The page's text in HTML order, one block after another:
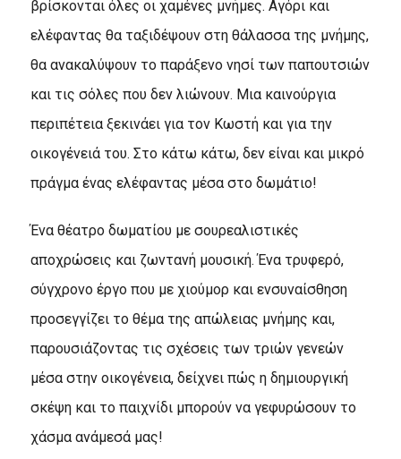
βρίσκονται όλες οι χαμένες μνήμες. Αγόρι και
ελέφαντας θα ταξιδέψουν στη θάλασσα της μνήμης,
θα ανακαλύψουν το παράξενο νησί των παπουτσιών
και τις σόλες που δεν λιώνουν. Μια καινούργια
περιπέτεια ξεκινάει για τον Κωστή και για την
οικογένειά του. Στο κάτω κάτω, δεν είναι και μικρό
πράγμα ένας ελέφαντας μέσα στο δωμάτιο!
Ένα θέατρο δωματίου με σουρεαλιστικές
αποχρώσεις και ζωντανή μουσική. Ένα τρυφερό,
σύγχρονο έργο που με χιούμορ και ενσυναίσθηση
προσεγγίζει το θέμα της απώλειας μνήμης και,
παρουσιάζοντας τις σχέσεις των τριών γενεών
μέσα στην οικογένεια, δείχνει πώς η δημιουργική
σκέψη και το παιχνίδι μπορούν να γεφυρώσουν το
χάσμα ανάμεσά μας!